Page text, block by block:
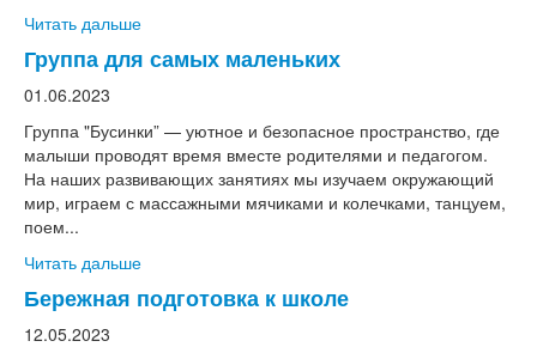
Читать дальше
Группа для самых маленьких
01.06.2023
Группа "Бусинки” — уютное и безопасное пространство, где
малыши проводят время вместе родителями и педагогом.
На наших развивающих занятиях мы изучаем окружающий
мир, играем с массажными мячиками и колечками, танцуем,
поем...
Читать дальше
Бережная подготовка к школе
12.05.2023